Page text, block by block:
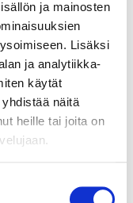
ja mainosten
Lisäksi
ja analytiikka-
käytät
näitä
heille tai joita on